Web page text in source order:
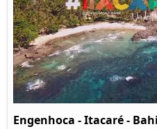
Engenhoca - Itacaré -